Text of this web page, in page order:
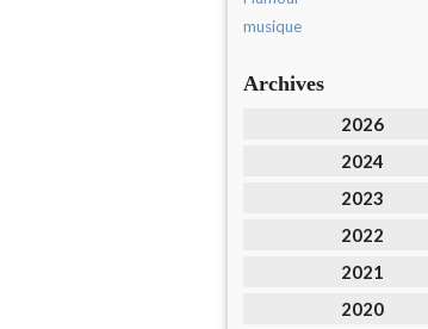
musique
Archives
2026
2024
2023
2022
2021
2020